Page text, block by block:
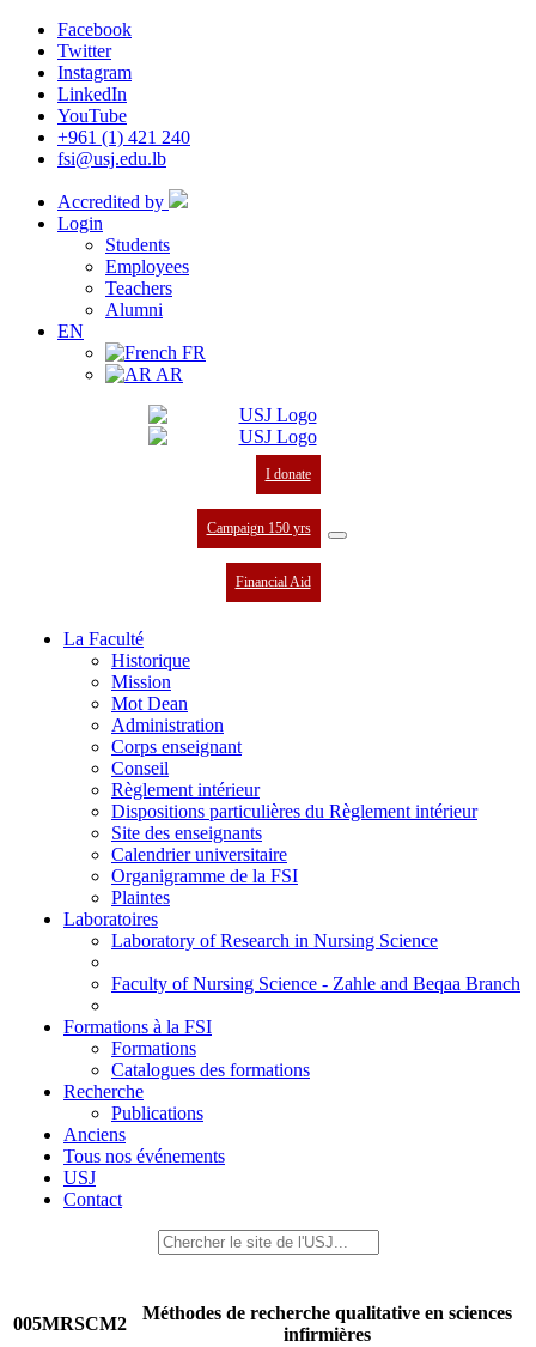
Facebook
Twitter
Instagram
LinkedIn
YouTube
+961 (1) 421 240
fsi@usj.edu.lb
Accredited by
Login
Students
Employees
Teachers
Alumni
EN
FR
AR
I donate
Campaign 150 yrs
Financial Aid
La Faculté
Historique
Mission
Mot Dean
Administration
Corps enseignant
Conseil
Règlement intérieur
Dispositions particulières du Règlement intérieur
Site des enseignants
Calendrier universitaire
Organigramme de la FSI
Plaintes
Laboratoires
Laboratory of Research in Nursing Science
Faculty of Nursing Science - Zahle and Beqaa Branch
Formations à la FSI
Formations
Catalogues des formations
Recherche
Publications
Anciens
Tous nos événements
USJ
Contact
005MRSCM2
Méthodes de recherche qualitative en sciences
infirmières